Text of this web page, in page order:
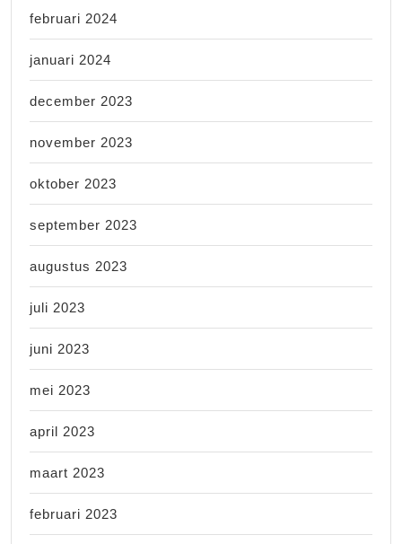
februari 2024
januari 2024
december 2023
november 2023
oktober 2023
september 2023
augustus 2023
juli 2023
juni 2023
mei 2023
april 2023
maart 2023
februari 2023